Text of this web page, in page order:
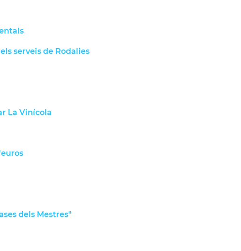
serveis de Rodalies
La Vinícola
dels Mestres"